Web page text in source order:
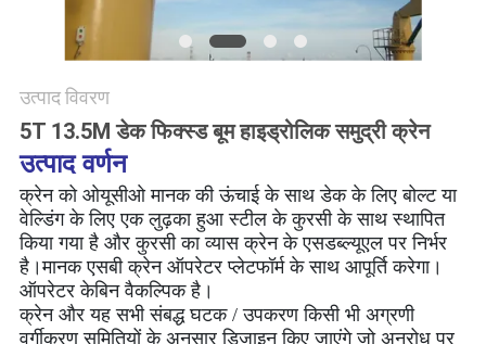
साइटमैप
गोपनीयता
नीति
उत्पाद विवरण
5T 13.5M डेक फिक्स्ड बूम हाइड्रोलिक समुद्री क्रेन
उत्पाद वर्णन
क्रेन को ओयूसीओ मानक की ऊंचाई के साथ डेक के लिए बोल्ट या
वेल्डिंग के लिए एक लुढ़का हुआ स्टील के कुरसी के साथ स्थापित
किया गया है और कुरसी का व्यास क्रेन के एसडब्ल्यूएल पर निर्भर
है।मानक एसबी क्रेन ऑपरेटर प्लेटफॉर्म के साथ आपूर्ति करेगा।
ऑपरेटर केबिन वैकल्पिक है।
क्रेन और यह सभी संबद्ध घटक / उपकरण किसी भी अग्रणी
वर्गीकरण समितियों के अनुसार डिज़ाइन किए जाएंगे जो अनुरोध पर